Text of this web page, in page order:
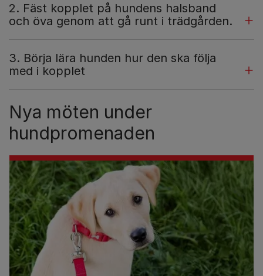
2. Fäst kopplet på hundens halsband
och öva genom att gå runt i trädgården.
3. Börja lära hunden hur den ska följa
med i kopplet
Nya möten under
hundpromenaden